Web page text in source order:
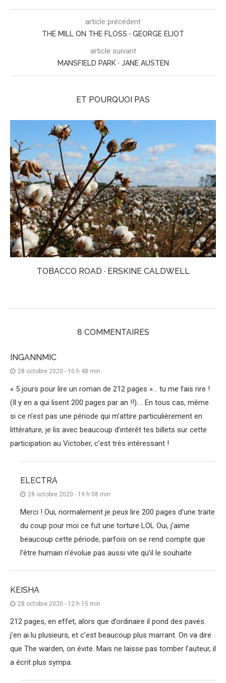
article précédent
THE MILL ON THE FLOSS · GEORGE ELIOT
article suivant
MANSFIELD PARK · JANE AUSTEN
ET POURQUOI PAS
TOBACCO ROAD · ERSKINE CALDWELL
8 COMMENTAIRES
INGANNMIC
28 octobre 2020 - 10 h 48 min
« 5 jours pour lire un roman de 212 pages »… tu me fais rire !
(Il y en a qui lisent 200 pages par an !!)…. En tous cas, même
si ce n’est pas une période qui m’attire particulièrement en
littérature, je lis avec beaucoup d’intérêt tes billets sur cette
participation au Victober, c’est très intéressant !
ELECTRA
28 octobre 2020 - 19 h 08 min
Merci ! Oui, normalement je peux lire 200 pages d’une traite
du coup pour moi ce fut une torture LOL Oui, j’aime
beaucoup cette période, parfois on se rend compte que
l’être humain n’évolue pas aussi vite qu’il le souhaite
KEISHA
28 octobre 2020 - 12 h 15 min
212 pages, en effet, alors que d’ordinaire il pond des pavés.
j’en ai lu plusieurs, et c’est beaucoup plus marrant. On va dire
que The warden, on évite. Mais ne laisse pas tomber l’auteur, il
a écrit plus sympa.